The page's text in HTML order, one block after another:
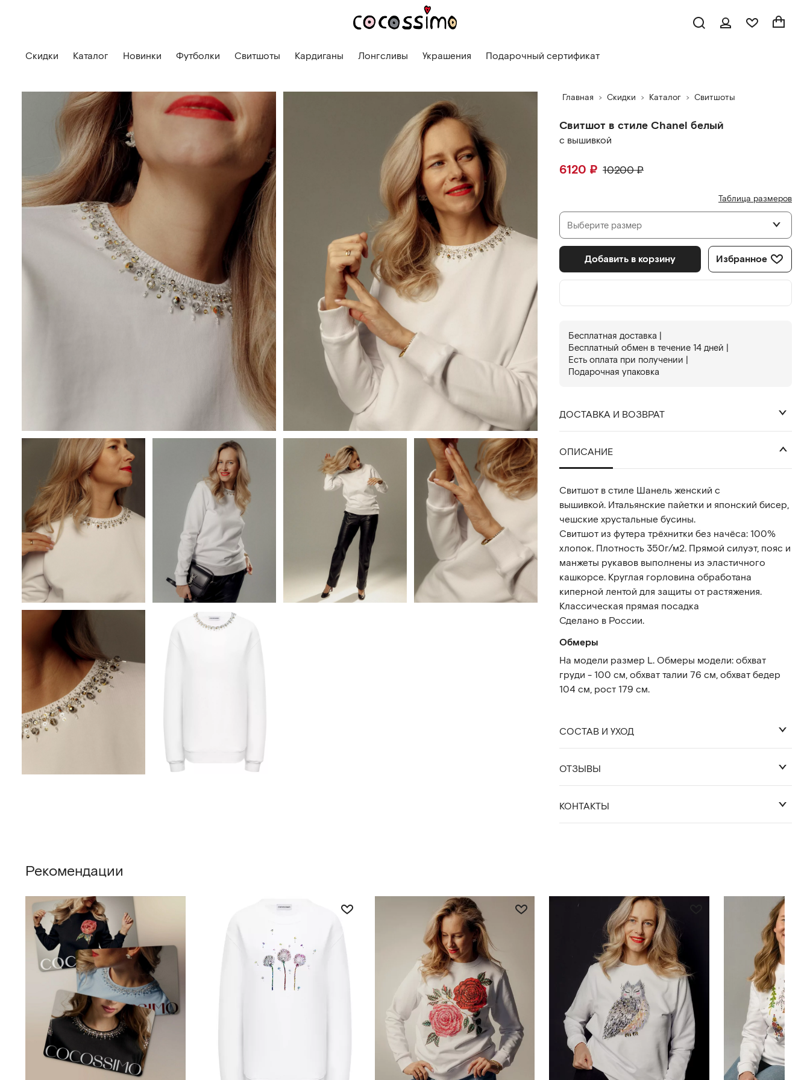
Скидки Каталог Новинки Футболки Свитшоты Кардиганы Лонгсливы Украшения Подарочный сертификат
Главная Скидки Каталог Свитшоты
Свитшот в стиле Chanel белый
с вышивкой
6120 ₽ 10200₽
Таблица размеров
Выберите размер
Добавить в корзину Избранное
Бесплатная доставка |
Бесплатный обмен в течениe 14 дней |
Есть оплата при получении |
Подарочная упаковка
ДОСТАВКА И ВОЗВРАТ
ОПИСАНИЕ
Свитшот в стиле Шанель женский с
вышивкой. Итальянские пайетки и японский бисер,
чешские хрустальные бусины.
Свитшот из футера трёхнитки без начёса: 100%
хлопок. Плотность 350г/м2. Прямой силуэт, пояс и
манжеты рукавов выполнены из эластичного
кашкорсе. Круглая горловина обработана
киперной лентой для защиты от растяжения.
Классическая прямая посадка
Сделано в России.
Обмеры
На модели размер L. Обмеры модели: обхват
груди - 100 см, обхват талии 76 см, обхват бедер
104 см, рост 179 см.
СОСТАВ И УХОД
100% хлопок
ОТЗЫВЫ
КОНТАКТЫ
Рекомендации